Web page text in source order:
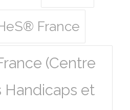
France
(Centre
Handicaps et